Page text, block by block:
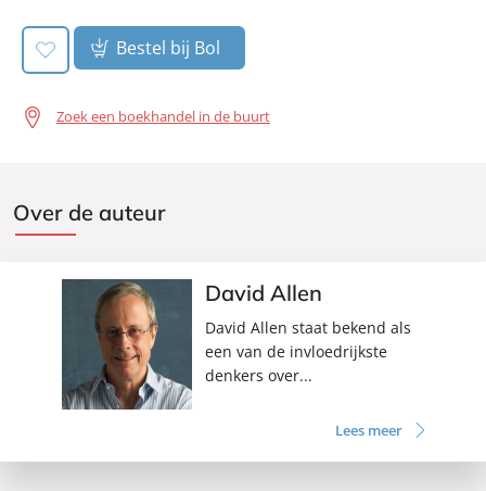
Bestel bij Bol
Zoek een boekhandel in de buurt
Over de auteur
David Allen
David Allen staat bekend als
een van de invloedrijkste
denkers over...
Lees meer